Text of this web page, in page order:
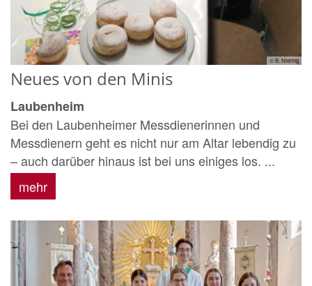
© B. Niering
Neues von den Minis
Laubenheim
Bei den Laubenheimer Messdienerinnen und
Messdienern geht es nicht nur am Altar lebendig zu
– auch darüber hinaus ist bei uns einiges los. ...
mehr